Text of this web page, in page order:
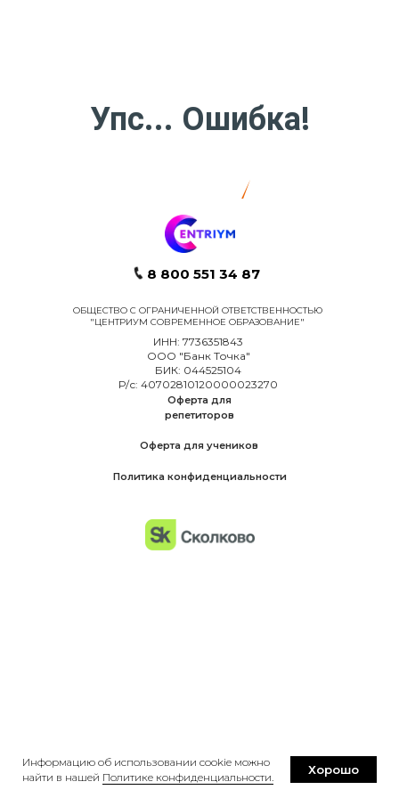
Политика конфиденциальности
Оферта для учеников
Оферта для
репетиторов
ОБЩЕСТВО С ОГРАНИЧЕННОЙ ОТВЕТСТВЕННОСТЬЮ
"ЦЕНТРИУМ СОВРЕМЕННОЕ ОБРАЗОВАНИЕ"
ИНН: 7736351843
ООО "Банк Точка"
БИК: 044525104
Р/с: 40702810120000023270
8 800 551 34 87
Информацию об использовании cookie можно
найти в нашей Политике конфиденциальности.
Хорошо